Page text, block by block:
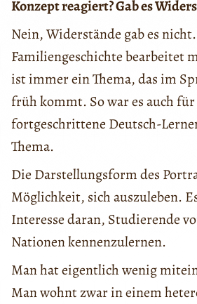
Konzept reagiert? Gab es
Nein, Widerstände gab es
Familiengeschichte bearbeitet
ist immer ein Thema, das im
früh kommt. So war es auch
fortgeschrittene Deutsch-
Thema.
Die Darstellungsform des
Möglichkeit, sich auszuleben.
Interesse daran, Studierende
Nationen kennenzulernen.
Man hat eigentlich wenig
Man wohnt zwar in einem